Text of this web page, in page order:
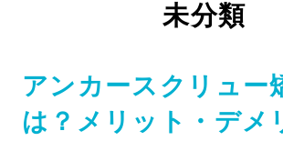
未分類
アンカースクリュー
は？メリット・デメ